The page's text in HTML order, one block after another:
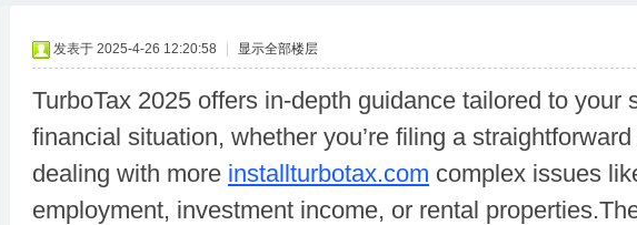
发表于 2025-4-26 12:20:58 显示全部楼层
TurboTax 2025 offers in-depth guidance tailored to your
financial situation, whether you’re filing a
dealing with more installturbotax.com complex issues
employment, investment income, or rental